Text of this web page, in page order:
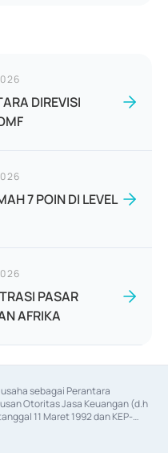
DIREVISI
7 POIN DI LEVEL
PASAR
AFRIKA
sebagai Perantara
Otoritas Jasa Keuangan (d.h
11 Maret 1992 dan KEP-
usaha sebagai Penjamin Emisi
Jasa Keuangan Nomor KEP-